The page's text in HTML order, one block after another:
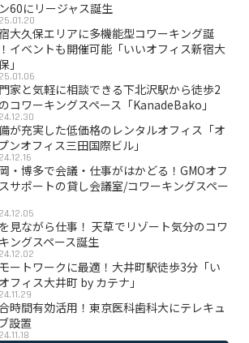
60にリージャス誕生
大久保エリアに多機能型コワーキング誕
イベントも開催可能「いいオフィス新宿大
」
家と気軽に相談できる下北沢駅から徒歩2
コワーキングスペース「KanadeBako」
が充実した低価格のレンタルオフィス「オ
ンオフィス三田国際ビル」
・博多で会議・仕事がはかどる！GMOオフ
サポートの貸し会議室/コワーキングスペー
見ながら仕事！ 天草でリゾート気分のコワ
ングスペース誕生
ートワークに最適！大井町駅徒歩3分「い
フィス大井町 by カテナ」
時間有効活用！東京医科歯科大にテレキュ
設置